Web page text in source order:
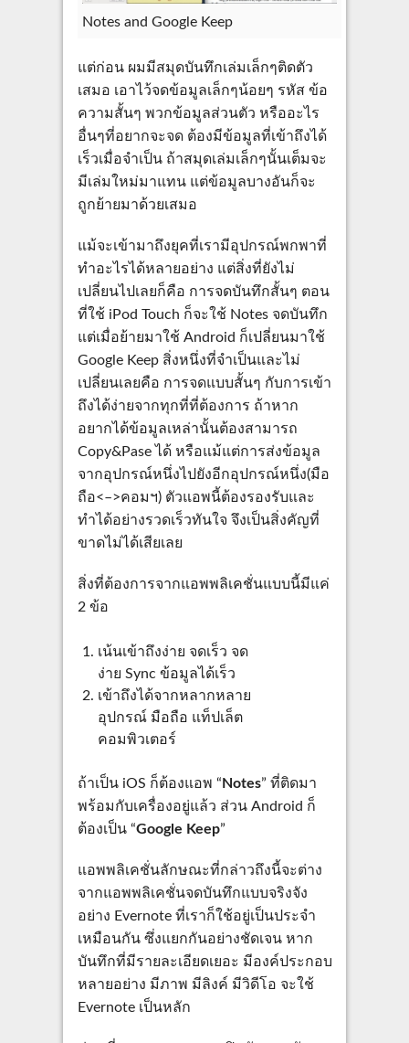
Notes and Google Keep
แต่ก่อน ผมมีสมุดบันทึกเล่มเล็กๆติดตัว
เสมอ เอาไว้จดข้อมูลเล็กๆน้อยๆ รหัส ข้อ
ความสั้นๆ พวกข้อมูลส่วนตัว หรืออะไร
อื่นๆที่อยากจะจด ต้องมีข้อมูลที่เข้าถึงได้
เร็วเมื่อจำเป็น ถ้าสมุดเล่มเล็กๆนั้นเต็มจะ
มีเล่มใหม่มาแทน แต่ข้อมูลบางอันก็จะ
ถูกย้ายมาด้วยเสมอ
แม้จะเข้ามาถึงยุคที่เรามีอุปกรณ์พกพาที่
ทำอะไรได้หลายอย่าง แต่สิ่งที่ยังไม่
เปลี่ยนไปเลยก็คือ การจดบันทึกสั้นๆ ตอน
ที่ใช้ iPod Touch ก็จะใช้ Notes จดบันทึก
แต่เมื่อย้ายมาใช้ Android ก็เปลี่ยนมาใช้
Google Keep สิ่งหนึ่งที่จำเป็นและไม่
เปลี่ยนเลยคือ การจดแบบสั้นๆ กับการเข้า
ถึงได้ง่ายจากทุกที่ที่ต้องการ ถ้าหาก
อยากได้ข้อมูลเหล่านั้นต้องสามารถ
Copy&Pase ได้ หรือแม้แต่การส่งข้อมูล
จากอุปกรณ์หนึ่งไปยังอีกอุปกรณ์หนึ่ง(มือ
ถือ<–>คอมฯ) ตัวแอพนี้ต้องรองรับและ
ทำได้อย่างรวดเร็วทันใจ จึงเป็นสิ่งคัญที่
ขาดไม่ได้เสียเลย
สิ่งที่ต้องการจากแอพพลิเคชั่นแบบนี้มีแค่
2 ข้อ
เน้นเข้าถึงง่าย จดเร็ว จด
ง่าย Sync ข้อมูลได้เร็ว
เข้าถึงได้จากหลากหลาย
อุปกรณ์ มือถือ แท็ปเล็ต
คอมพิวเตอร์
ถ้าเป็น iOS ก็ต้องแอพ “ Notes” ที่ติดมา
พร้อมกับเครื่องอยู่แล้ว ส่วน Android ก็
ต้องเป็น “Google Keep”
แอพพลิเคชั่นลักษณะที่กล่าวถึงนี้จะต่าง
จากแอพพลิเคชั่นจดบันทึกแบบจริงจัง
อย่าง Evernote ที่เราก็ใช้อยู่เป็นประจำ
เหมือนกัน ซึ่งแยกกันอย่างชัดเจน หาก
บันทึกที่มีรายละเอียดเยอะ มีองค์ประกอบ
หลายอย่าง มีภาพ มีลิงค์ มีวิดีโอ จะใช้
Evernote เป็นหลัก